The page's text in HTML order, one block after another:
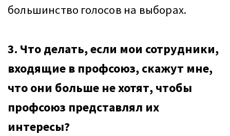
большинство голосов на выборах.
3. Что делать, если мои сотрудники,
входящие в профсоюз, скажут мне,
что они больше не хотят, чтобы
профсоюз представлял их
интересы?